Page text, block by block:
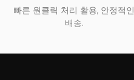
빠른 원클릭 처리 활용, 안정적인
배송.